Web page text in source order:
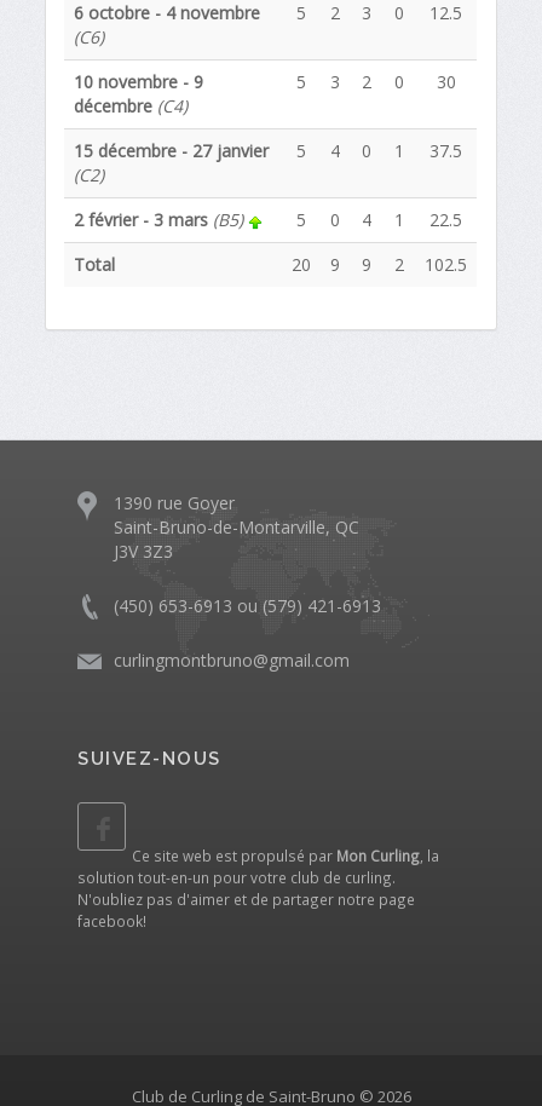
6 octobre - 4 novembre
(C6)
5 2 3 0 12.5
10 novembre - 9
décembre (C4)
5 3 2 0 30
15 décembre - 27 janvier
(C2)
5 4 0 1 37.5
2 février - 3 mars (B5) 5 0 4 1
22.5
Total
20 9 9 2 102.5
1390 rue Goyer
Saint-Bruno-de-Montarville, QC
J3V 3Z3
(450) 653-6913 ou (579) 421-6913
curlingmontbruno@gmail.com
SUIVEZ-NOUS
Ce site web est propulsé par Mon Curling, la
solution tout-en-un pour votre club de curling.
N'oubliez pas d'aimer et de partager notre page
facebook!
Club de Curling de Saint-Bruno © 2026